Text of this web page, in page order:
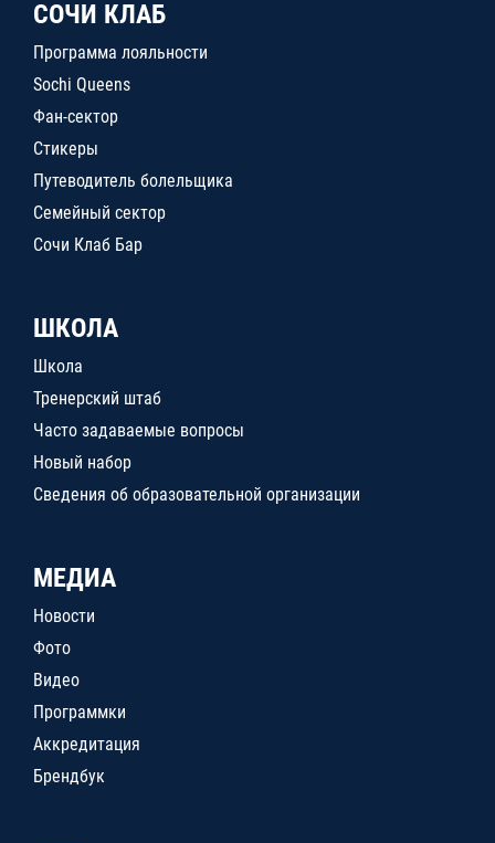
СОЧИ КЛАБ
Программа лояльности
Sochi Queens
Фан-сектор
Стикеры
Путеводитель болельщика
Семейный сектор
Сочи Клаб Бар
ШКОЛА
Школа
Тренерский штаб
Часто задаваемые вопросы
Новый набор
Сведения об образовательной организации
МЕДИА
Новости
Фото
Видео
Программки
Аккредитация
Брендбук